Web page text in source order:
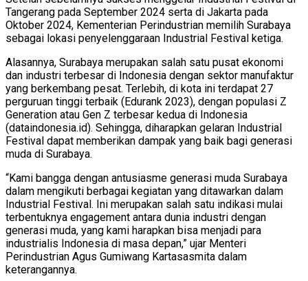
Tangerang pada September 2024 serta di Jakarta pada
Oktober 2024, Kementerian Perindustrian memilih Surabaya
sebagai lokasi penyelenggaraan Industrial Festival ketiga.
Alasannya, Surabaya merupakan salah satu pusat ekonomi
dan industri terbesar di Indonesia dengan sektor manufaktur
yang berkembang pesat. Terlebih, di kota ini terdapat 27
perguruan tinggi terbaik (Edurank 2023), dengan populasi Z
Generation atau Gen Z terbesar kedua di Indonesia
(dataindonesia.id). Sehingga, diharapkan gelaran Industrial
Festival dapat memberikan dampak yang baik bagi generasi
muda di Surabaya.
“Kami bangga dengan antusiasme generasi muda Surabaya
dalam mengikuti berbagai kegiatan yang ditawarkan dalam
Industrial Festival. Ini merupakan salah satu indikasi mulai
terbentuknya engagement antara dunia industri dengan
generasi muda, yang kami harapkan bisa menjadi para
industrialis Indonesia di masa depan,” ujar Menteri
Perindustrian Agus Gumiwang Kartasasmita dalam
keterangannya.